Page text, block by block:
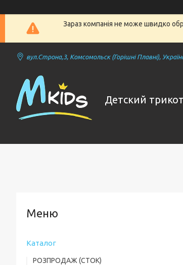
Зараз компанія не може швидко
вул.Строна,3, Комсомольск (Горішні Плавні),
Детский
Каталог
РОЗПРОДАЖ (СТОК)